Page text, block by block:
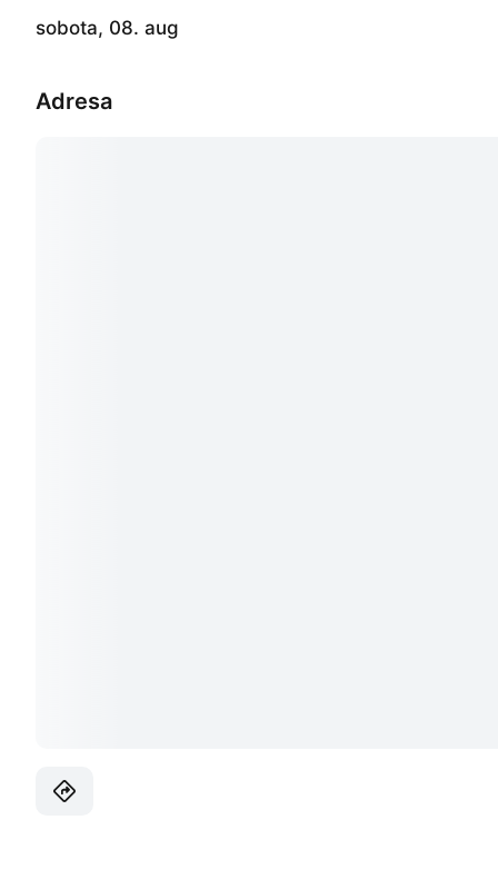
sobota, 08. aug
Adresa